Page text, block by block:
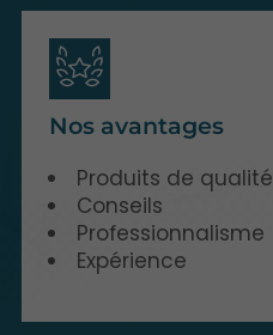
Nos avantages
Produits de qualité
Conseils
Professionnalisme
Expérience